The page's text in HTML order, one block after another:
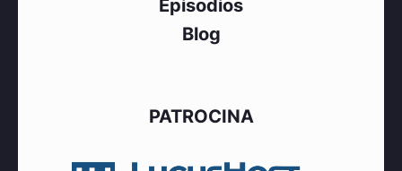
Episodios
Blog
PATROCINA